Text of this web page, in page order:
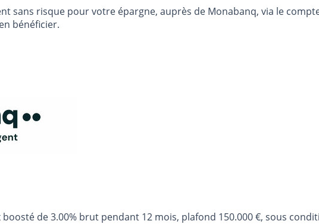
sans risque pour votre épargne, auprès de Monabanq, via le
bénéficier.
de bienvenue : + Taux boosté de 3.00% brut pendant 12 mois, plafond 150.000 €, sous